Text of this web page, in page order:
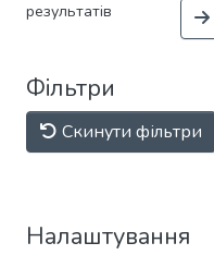
результатів
Фільтри
Скинути фільтри
Налаштування